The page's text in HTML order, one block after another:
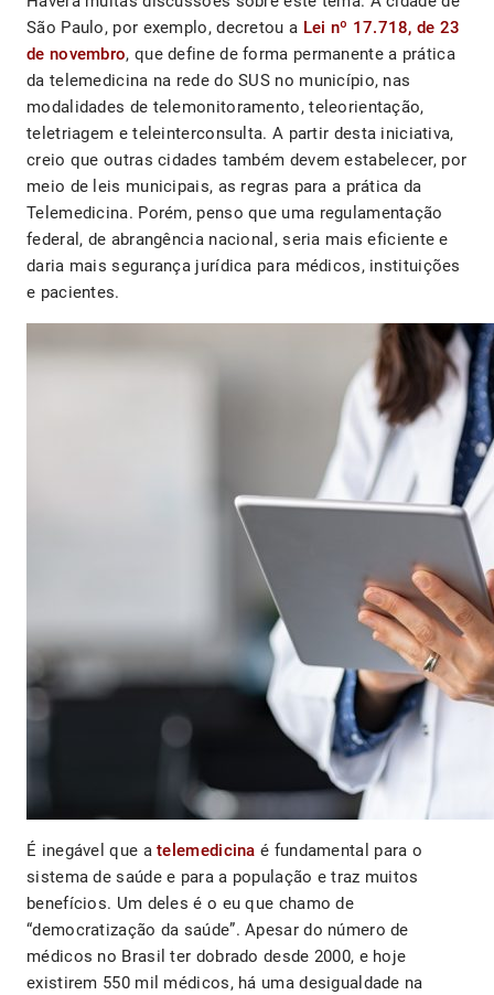
São Paulo, por exemplo, decretou a Lei nº 17.718, de 23
de novembro, que define de forma permanente a prática
da telemedicina na rede do SUS no município, nas
modalidades de telemonitoramento, teleorientação,
teletriagem e teleinterconsulta. A partir desta iniciativa,
creio que outras cidades também devem estabelecer, por
meio de leis municipais, as regras para a prática da
Telemedicina. Porém, penso que uma regulamentação
federal, de abrangência nacional, seria mais eficiente e
daria mais segurança jurídica para médicos, instituições
e pacientes.
É inegável que atelemedicina é fundamental para o
sistema de saúde e para a população e traz muitos
benefícios. Um deles é o eu que chamo de
“democratização da saúde”. Apesar do número de
médicos no Brasil ter dobrado desde 2000, e hoje
existirem 550 mil médicos, há uma desigualdade na